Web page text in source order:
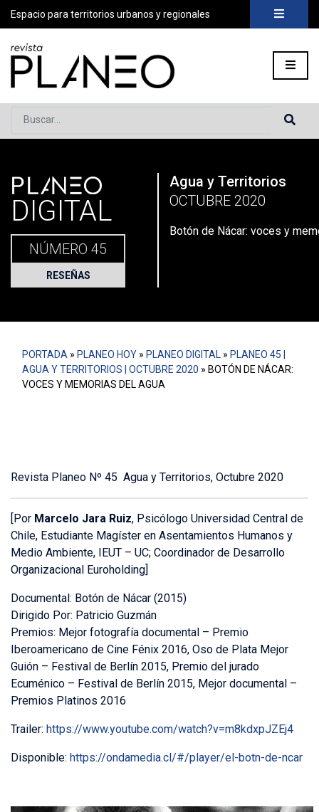
Espacio para territorios urbanos y regionales
Buscar...
Portada» Planeo Hoy Planeo Digital»PLANEO 45 | Agua
PLANEO
DIGITAL
NÚMERO 45
RESEÑAS
Agua y Territorios
OCTUBRE 2020
Botón de Nácar: voces y
PORTADA » PLANEO HOY » PLANEO DIGITAL » PLANEO 45 |
AGUA Y TERRITORIOS | OCTUBRE 2020 » BOTÓN DE NÁCAR:
VOCES Y MEMORIAS DEL AGUA
Revista Planeo Nº 45 Agua y Territorios, Octubre 2020
[Por Marcelo Jara Ruiz, Psicólogo Universidad Central de
Chile, Estudiante Magíster en Asentamientos Humanos y
Medio Ambiente, IEUT – UC; Coordinador de Desarrollo
Organizacional Euroholding]
Documental: Botón de Nácar (2015)
Dirigido Por: Patricio Guzmán
Premios: Mejor fotografía documental – Premio
Iberoamericano de Cine Fénix 2016, Oso de Plata Mejor
Guión – Festival de Berlín 2015, Premio del jurado
Ecuménico – Festival de Berlín 2015, Mejor documental –
Premios Platinos 2016
Trailer: https://www.youtube.com/watch?v=m8kdxpJZEj4
Disponible: https://ondamedia.cl/#/player/el-botn-de-ncar